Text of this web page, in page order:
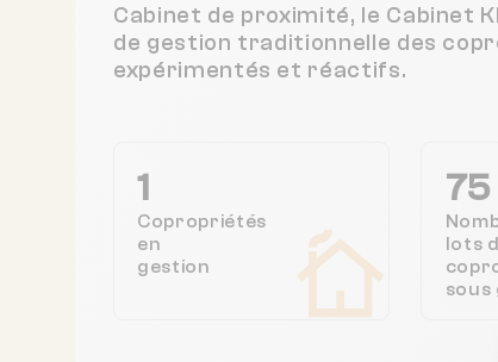
Cabinet de proximité, le Cabinet
de gestion traditionnelle des
expérimentés et réactifs.
1
Copropriétés
en
gestion
75
lots
sous